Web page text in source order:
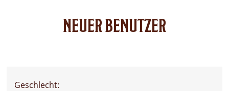
NEUER BENUTZER
Geschlecht: